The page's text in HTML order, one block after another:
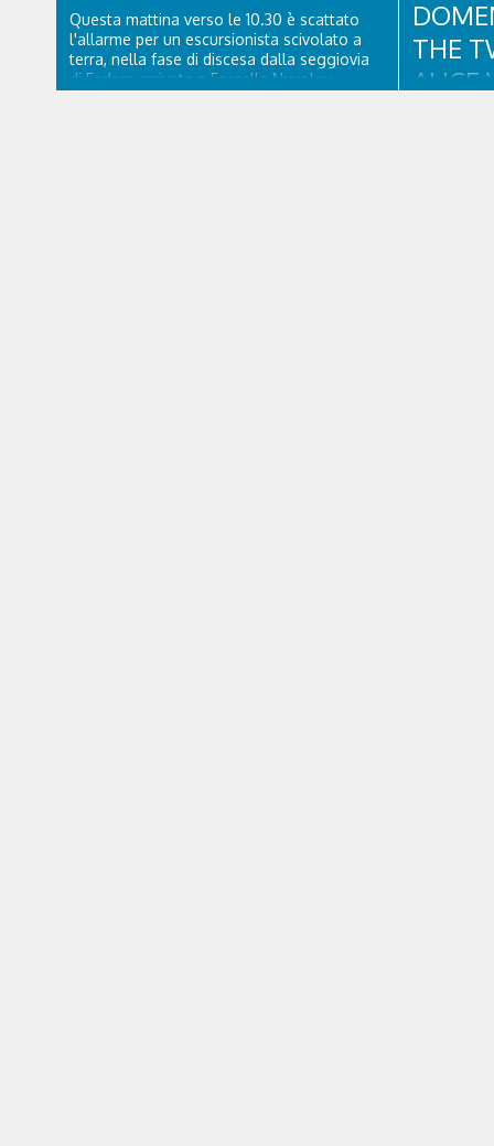
Questa mattina verso le 10.30 è scattato
l'allarme per un escursionista scivolato a
terra, nella fase di discesa dalla seggiovia
di Fedare arrivata a Forcella Nuvolau.
THE
ALICE